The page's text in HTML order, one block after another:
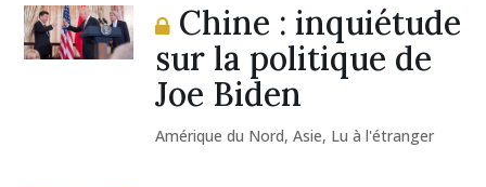
Chine : inquiétude
sur la politique de
Joe Biden
Amérique du Nord,Asie, Lu à l'étranger